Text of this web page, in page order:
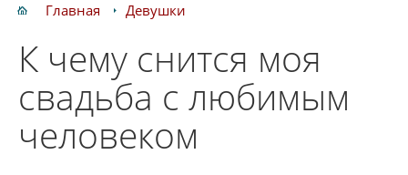
Главная Девушки
К чему снится моя
свадьба с любимым
человеком